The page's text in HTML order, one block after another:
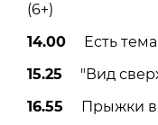
(6+)
14.00 Есть
15.25 "Вид
16.55 Прыжки в